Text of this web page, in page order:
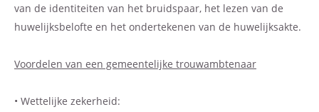
van de identiteiten van het bruidspaar, het lezen van de
huwelijksbelofte en het ondertekenen van de huwelijksakte.
Voordelen van een gemeentelijke trouwambtenaar
• Wettelijke zekerheid: